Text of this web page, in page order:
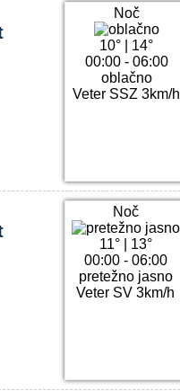
Noč
10°
14°
00:00 - 06:00
oblačno
Veter SSZ 3km/h
Noč
11°| 13°
00:00 - 06:00
pretežno jasno
Veter SV 3km/h